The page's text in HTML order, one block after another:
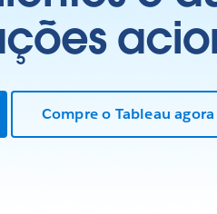
Compre o Tableau agora